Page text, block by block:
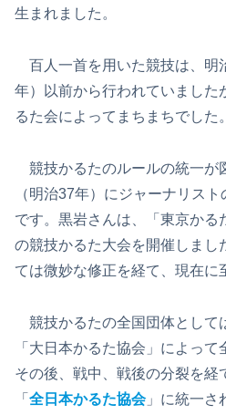
生まれました。
百人一首を用いた競技は、明
年）以前から行われていました
るた会によってまちまちでした。
競技かるたのルールの統一が
（明治37年）にジャーナリス
です。黒岩さんは、「東京かる
の競技かるた大会を開催しまし
ては微妙な修正を経て、現在に
競技かるたの全国団体として
「大日本かるた協会」によって
その後、戦中、戦後の分裂を経
「 全日本かるた協会」に統一さ